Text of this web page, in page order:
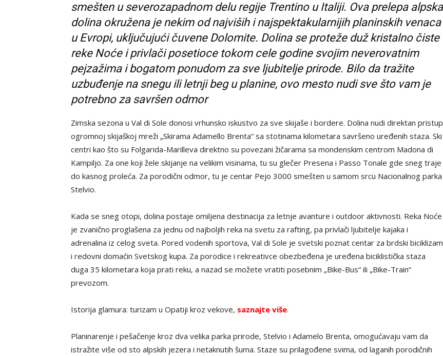
smešten u severozapadnom delu regije Trentino u Italiji. Ova prelepa alpska
dolina okružena je nekim od najviših i najspektakularnijih planinskih venaca
u Evropi, uključujući čuvene Dolomite. Dolina se proteže duž kristalno čiste
reke Noće i privlači posetioce tokom cele godine svojim neverovatnim
pejzažima i bogatom ponudom za sve ljubitelje prirode. Bilo da tražite
uzbuđenje na snegu ili letnji beg u planine, ovo mesto nudi sve što vam je
potrebno za savršen odmor
Zimska sezona u Val di Sole donosi vrhunsko iskustvo za sve skijaše i bordere. Dolina nudi direktan pristup
ogromnoj skijaškoj mreži „Skirama Adamello Brenta“ sa stotinama kilometara savršeno uređenih staza. Ski
centri kao što su Folgarida-Marilleva direktno su povezani žičarama sa mondenskim centrom Madona di
Kampiljo. Za one koji žele skijanje na velikim visinama, tu su glečer Presena i Passo Tonale gde sneg traje
do kasnog proleća. Za porodični odmor, tu je centar Pejo 3000 smešten u samom srcu Nacionalnog parka
Stelvio.
Kada se sneg otopi, dolina postaje omiljena destinacija za letnje avanture i outdoor aktivnosti. Reka Noće
je zvanično proglašena za jednu od najboljih reka na svetu za rafting, pa privlači ljubitelje kajaka i
adrenalina iz celog sveta. Pored vodenih sportova, Val di Sole je svetski poznat centar za brdski biciklizam
i redovni domaćin Svetskog kupa. Za porodice i rekreativce obezbeđena je uređena biciklistička staza
duga 35 kilometara koja prati reku, a nazad se možete vratiti posebnim „Bike-Bus“ ili „Bike-Train“
prevozom.
Istorija glamura: turizam u Opatiji kroz vekove, saznajte više.
Planinarenje i pešačenje kroz dva velika parka prirode, Stelvio i Adamelo Brenta, omogućavaju vam da
istražite više od sto alpskih jezera i netaknutih šuma. Staze su prilagođene svima, od laganih porodičnih